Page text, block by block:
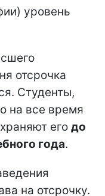
уровень
отсрочка
Студенты,
на все время
его до
года.
на отсрочку.